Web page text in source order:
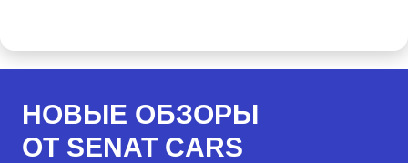
НОВЫЕ ОБЗОРЫ
ОТ SENAT CARS